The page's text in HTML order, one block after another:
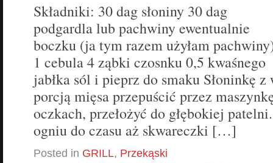
Składniki: 30 dag słoniny 30 dag
podgardla lub pachwiny ewentualnie
boczku (ja tym razem użyłam
1 cebula 4 ząbki czosnku 0,5 kwaśnego
jabłka sól i pieprz do smaku Słoninkę z
porcją mięsa przepuścić przez
oczkach, przełożyć do głębokiej
ogniu do czasu aż skwareczki […]
Posted in GRILL, Przekąski